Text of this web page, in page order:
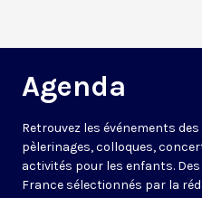
Agenda
Retrouvez les événements
pèlerinages, colloques,
activités pour les enfants.
France sélectionnés par la